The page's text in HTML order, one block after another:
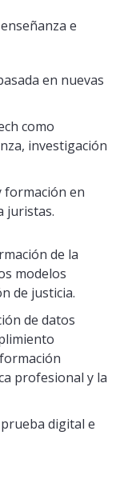
e
en nuevas
como
investigación
formación en
juristas.
de la
modelos
de justicia.
de datos
profesional y la
digital e